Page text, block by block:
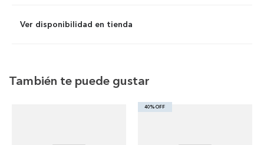
Ver disponibilidad en tienda
También te puede gustar
40% OFF